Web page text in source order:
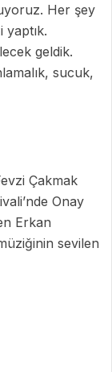
Her şey
yaptık.
geldik.
sucuk,
Çakmak
Onay
Erkan
sevilen